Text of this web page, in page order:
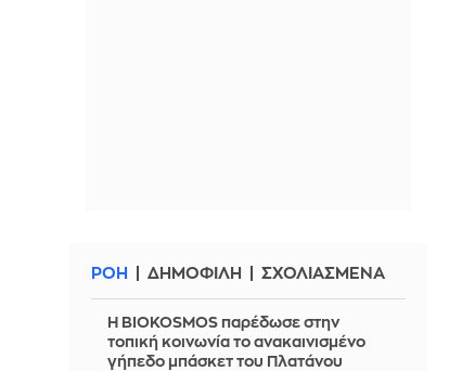
ΡΟΗ ΔΗΜΟΦΙΛΗ ΣΧΟΛΙΑΣΜΕΝΑ
Η BIOKOSMOS παρέδωσε στην
τοπική κοινωνία το ανακαινισμένο
γήπεδο μπάσκετ του Πλατάνου